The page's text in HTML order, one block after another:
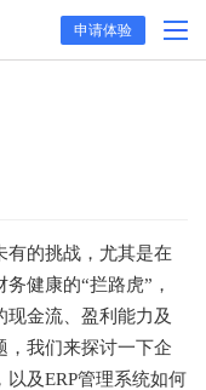
申请体验
有的挑战，尤其是在
健康的“拦路虎”，
金流、盈利能力及
，我们来探讨一下企
及ERP管理系统如何